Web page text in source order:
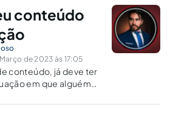
conteúdo
de 2023 às 17:05
conteúdo, já deve ter
em que alguém
Isso é uma violação